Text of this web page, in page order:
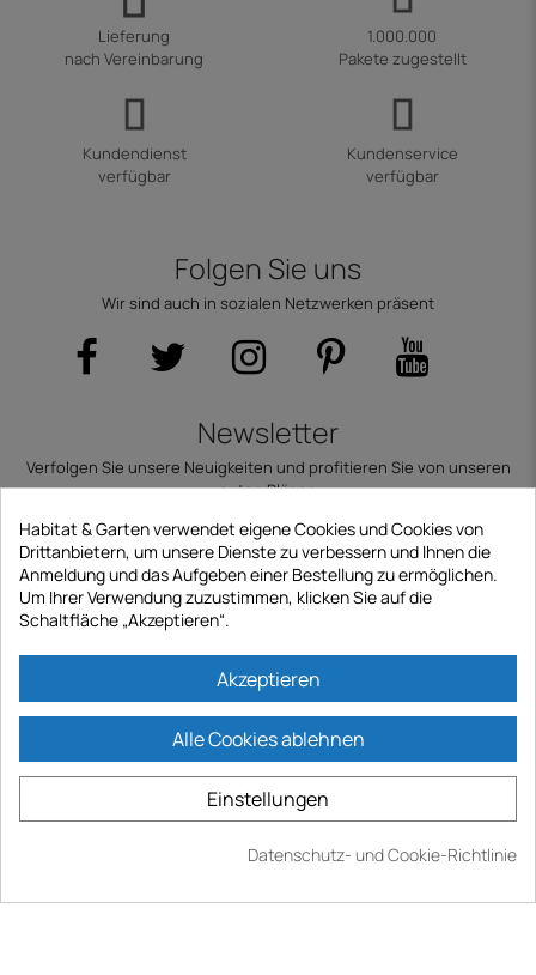
Lieferung
nach Vereinbarung
1.000.000
Pakete zugestellt
Kundendienst
verfügbar
Kundenservice
verfügbar
Folgen Sie uns
Wir sind auch in sozialen Netzwerken präsent
Newsletter
Verfolgen Sie unsere Neuigkeiten und profitieren Sie von unseren
guten Plänen
E-Mail
Informationen und Kontakt
Kontaktiere uns
Mein After-Sales-Bereich
Sichere Bezahlung
Habitat & Garten verwendet eigene Cookies und Cookies von
Drittanbietern, um unsere Dienste zu verbessern und Ihnen die
Anmeldung und das Aufgeben einer Bestellung zu ermöglichen.
Um Ihrer Verwendung zuzustimmen, klicken Sie auf die
Schaltfläche „Akzeptieren“.
Akzeptieren
Alle Cookies ablehnen
Einstellungen
Datenschutz- und Cookie-Richtlinie